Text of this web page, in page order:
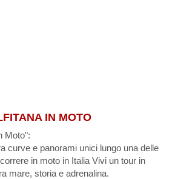
IN MOTO
Moto":
curve e panorami unici lungo una delle
in moto in Italia Vivi un tour in
mare, storia e adrenalina.